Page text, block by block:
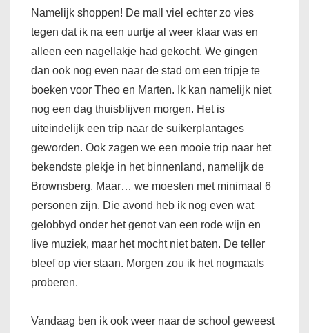
Namelijk shoppen! De mall viel echter zo vies
tegen dat ik na een uurtje al weer klaar was en
alleen een nagellakje had gekocht. We gingen
dan ook nog even naar de stad om een tripje te
boeken voor Theo en Marten. Ik kan namelijk niet
nog een dag thuisblijven morgen. Het is
uiteindelijk een trip naar de suikerplantages
geworden. Ook zagen we een mooie trip naar het
bekendste plekje in het binnenland, namelijk de
Brownsberg. Maar… we moesten met minimaal 6
personen zijn. Die avond heb ik nog even wat
gelobbyd onder het genot van een rode wijn en
live muziek, maar het mocht niet baten. De teller
bleef op vier staan. Morgen zou ik het nogmaals
proberen.
Vandaag ben ik ook weer naar de school geweest